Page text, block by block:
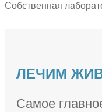
Собственная
ЛЕЧИМ
Самое